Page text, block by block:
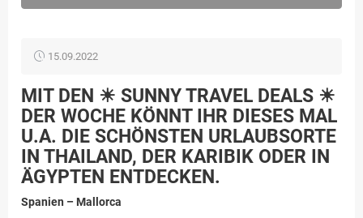
15.09.2022
MIT DEN ☀ SUNNY TRAVEL DEALS ☀
DER WOCHE KÖNNT IHR DIESES MAL
U.A. DIE SCHÖNSTEN URLAUBSORTE
IN THAILAND, DER KARIBIK ODER IN
ÄGYPTEN ENTDECKEN.
Spanien – Mallorca